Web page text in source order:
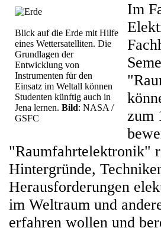
Blick auf die Erde mit Hilfe
eines Wettersatelliten. Die
Grundlagen der
Entwicklung von
Instrumenten für den
Einsatz im Weltall können
Studenten künftig auch in
Jena lernen. Bild: NASA /
GSFC
Im
zum
"Raumfahrtelektronik"
Hintergründe,
Herausforderungen
im Weltraum und
erfahren wollen und